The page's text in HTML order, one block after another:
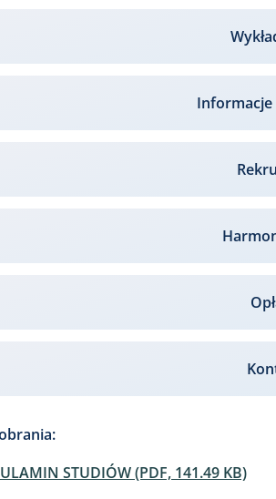
STUDIÓW (PDF, 141.49 KB)